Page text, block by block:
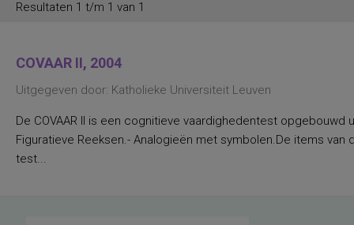
Resultaten 1 t/m 1 van 1
COVAAR II, 2004
Uitgegeven door: Katholieke Universiteit Leuven
De COVAAR II is een cognitieve vaardighedentest
Figuratieve Reeksen.- Analogieën met symbolen.De items
test...